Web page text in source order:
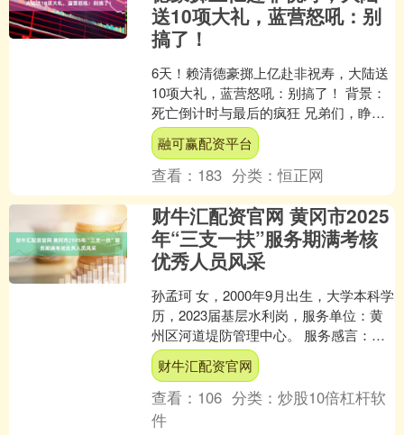
送10项大礼，蓝营怒吼：别
搞了！
6天！赖清德豪掷上亿赴非祝寿，大陆送
10项大礼，蓝营怒吼：别搞了！ 背景：
死亡倒计时与最后的疯狂 兄弟们，睁大
眼睛看清楚，台海那边又有大动作了！
距离4月22日只....
融可赢配资平台
查看： 183 分类：恒正网
财牛汇配资官网 黄冈市2025
年“三支一扶”服务期满考核
优秀人员风采
孙孟珂 女，2000年9月出生，大学本科学
历，2023届基层水利岗，服务单位：黄
州区河道堤防管理中心。 服务感言：脚
下沾着泥土，肩上扛着责任，在基层水
利服务的日....
财牛汇配资官网
查看： 106 分类：炒股10倍杠杆软
件